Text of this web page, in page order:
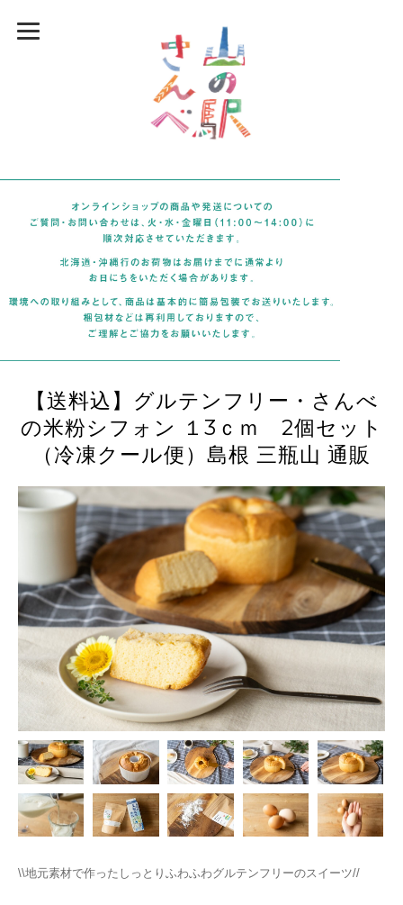
【送料込】グルテンフリー・さんべ
の米粉シフォン １3ｃｍ 2個セット
（冷凍クール便）島根 三瓶山 通販
\\地元素材で作ったしっとりふわふわグルテンフリーのスイーツ//